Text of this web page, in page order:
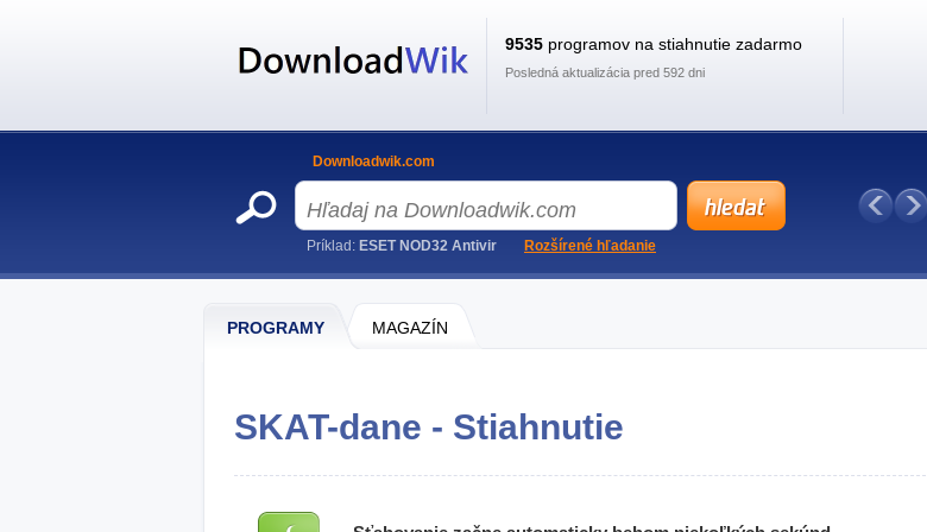
PROGRAMY MAGAZÍN
SKAT-dane - Stiahnutie
9535 programov na stiahnutie zadarmo
Posledná aktualizácia pred 592 dni
Downloadwik.com
Príklad: ESET NOD32 Antivir Rozšírené hľadanie